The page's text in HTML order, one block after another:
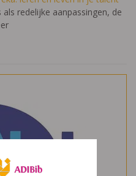
redelijke aanpassingen, de